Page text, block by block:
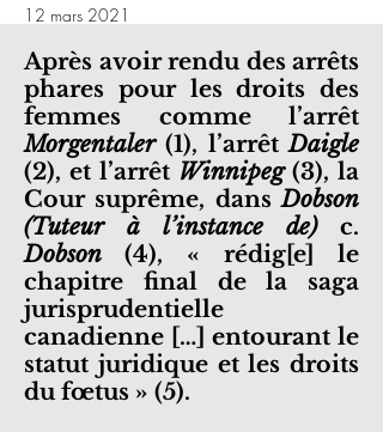
12 mars 2021
Après avoir rendu des arrêts
phares pour les droits des
femmes comme l’arrêt
Morgentaler(1), l’arrêtDaigle
(2), et l’arrêt Winnipeg (3), la
Cour suprême, dansDobson
(Tuteur à l’instance de)c.
Dobson (4), « rédig[e] le
chapitre final de la saga
jurisprudentielle
canadienne […] entourant le
statut juridique et les droits
du fœtus » (5).